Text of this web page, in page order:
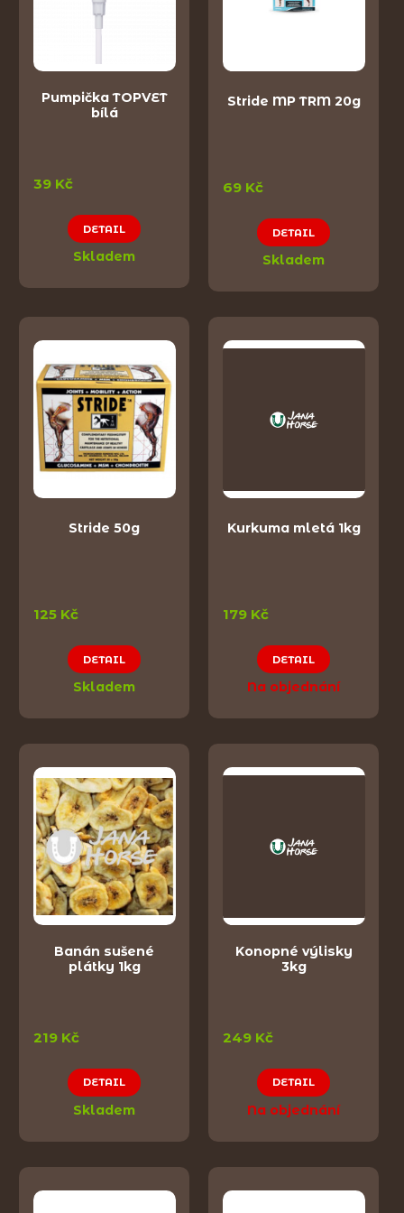
Pumpička TOPVET
bílá
39 Kč
DETAIL
Skladem
Stride MP TRM 20g
69 Kč
DETAIL
Skladem
Stride 50g
125 Kč
DETAIL
Skladem
Kurkuma mletá 1kg
179 Kč
DETAIL
Na objednání
Banán sušené
plátky 1kg
219 Kč
DETAIL
Skladem
Konopné výlisky
3kg
249 Kč
DETAIL
Na objednání